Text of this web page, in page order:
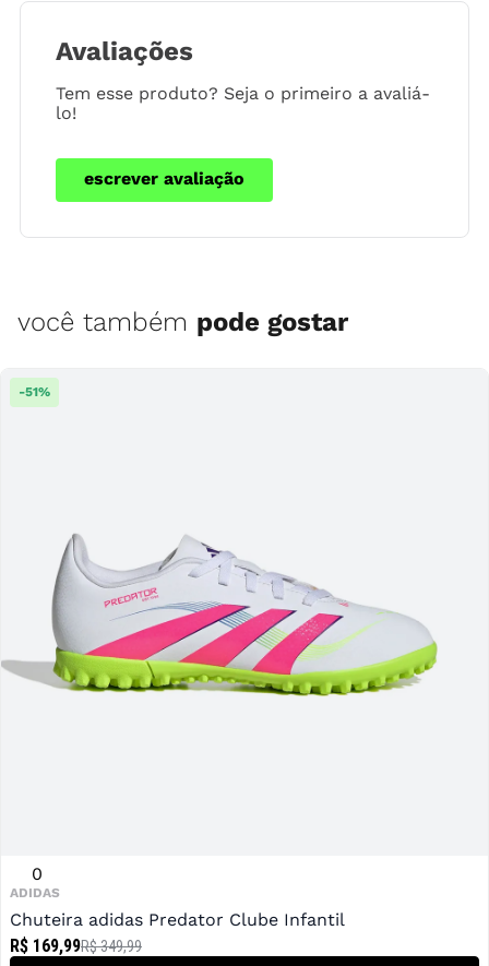
Avaliações
Tem esse produto? Seja o primeiro a avaliá-
lo!
escrever avaliação
você também pode gostar
-51%
ADIDAS
0
Chuteira adidas Predator Clube Infantil
R$ 169,99R$ 349,99